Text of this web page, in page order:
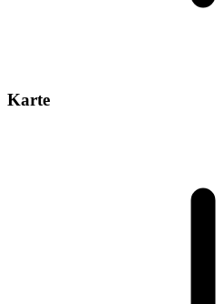
Karte